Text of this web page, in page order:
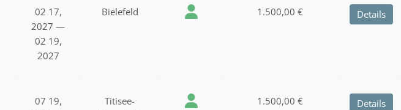
02 17,
2027 —
02 19,
2027
Bielefeld 1.500,00 € Details
07 19,
Titisee-
1.500,00 € Details